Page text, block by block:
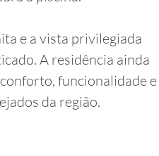
e a vista privilegiada
A residência ainda
funcionalidade e
da região.